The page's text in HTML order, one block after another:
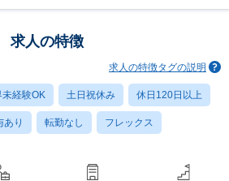
求人の特徴
求人の特徴タグの説明
経験OK 土日祝休み 休日120日以上
あり 転勤なし フレックス